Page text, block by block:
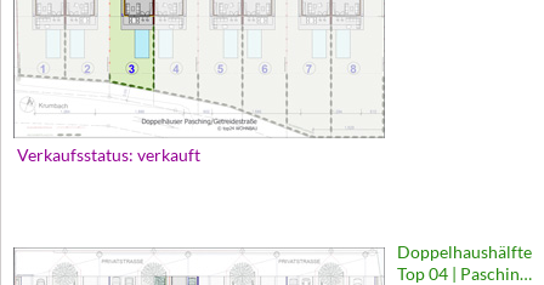
Verkaufsstatus: verkauft
Doppelhaushälfte
Top 04 | Pasching,